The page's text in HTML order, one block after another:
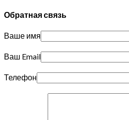
Обратная связь
Ваше имя
Ваш Email
Телефон